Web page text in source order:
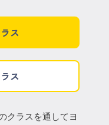
ス
ス
クラスを通してヨ